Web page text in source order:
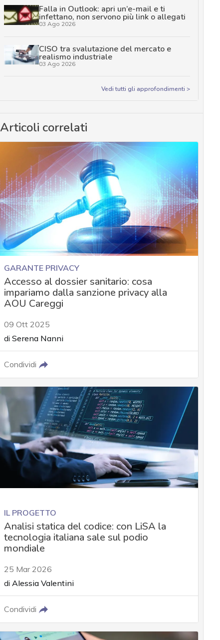
Falla in Outlook: apri un’e-mail e ti
infettano, non servono più link o allegati
03 Ago 2026
CISO tra svalutazione del mercato e
realismo industriale
03 Ago 2026
Vedi tutti gli approfondimenti >
Articoli correlati
GARANTE PRIVACY
Accesso al dossier sanitario: cosa
impariamo dalla sanzione privacy alla
AOU Careggi
09 Ott 2025
di Serena Nanni
Condividi
IL PROGETTO
Analisi statica del codice: con LiSA la
tecnologia italiana sale sul podio
mondiale
25 Mar 2026
di Alessia Valentini
Condividi